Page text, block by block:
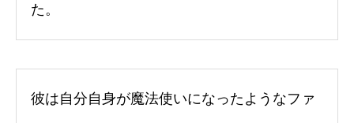
た。
彼は自分自身が魔法使いになったようなファ